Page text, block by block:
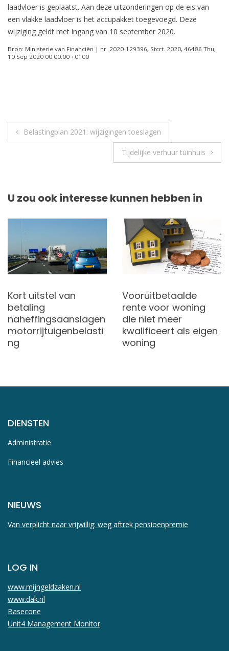
laadvloer is geplaatst. Aan deze uitzonderingen op de eis van
een vlakke laadvloer is het accupakket toegevoegd. Deze
wijziging geldt met ingang van 10 september 2020.
Bron: Ministerie van Financiën | nr. 2020-129396, Stcrt. 2020, 46486 Thu,
10 Sep 2020 00:00:00 +0100
Berichtnavigatie
Belastingplan 2021: wijzigingen toeslagen
Tijdelijke verhuur tuinhuis
U zou ook interesse kunnen hebben in
Kort uitstel van
betaling
naheffingsaanslagen
motorrijtuigenbelasti
ng
Vooruitbetaalde
rente voor woning
die niet meer
kwalificeert als eigen
woning
DIENSTEN
Administratie
Financieel advies
NIEUWS
Van verplicht naar vrijwillig: weg aftrek pensioenpremie
LOG IN
www.mijngeldzaken.nl
www.dak.nl
Basecone
Unit4 Management Monitor